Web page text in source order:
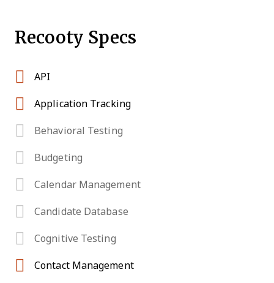
Recooty Specs
API
Application Tracking
Behavioral Testing
Budgeting
Calendar Management
Candidate Database
Cognitive Testing
Contact Management